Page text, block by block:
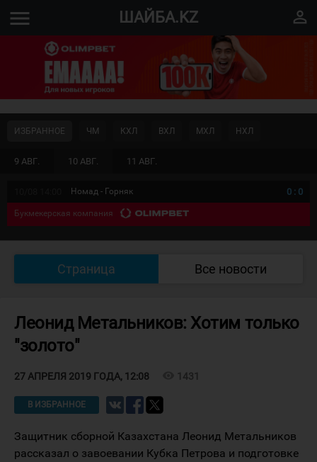
menu ШАЙБА.KZ perm_identity
9 АВГ. 10 АВГ. 11 АВГ.
ИЗБРАННОЕ ЧМ КХЛ ВХЛ МХЛ НХЛ
Номад - Горняк 0 : 0
Букмекерская компания
Страница Все новости
Леонид Метальников: Хотим только
"золото"
27 АПРЕЛЯ 2019 ГОДА, 12:08 1431
В ИЗБРАННОЕ
Защитник сборной Казахстана Леонид Метальников
рассказал о завоевании Кубка Петрова и подготовке